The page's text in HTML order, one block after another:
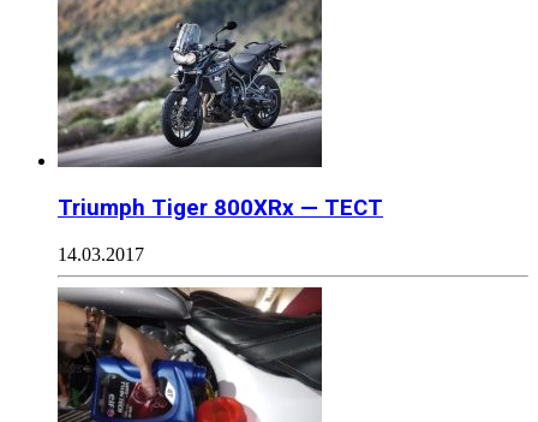
Triumph Tiger 800XRx — ТЕСТ
14.03.2017